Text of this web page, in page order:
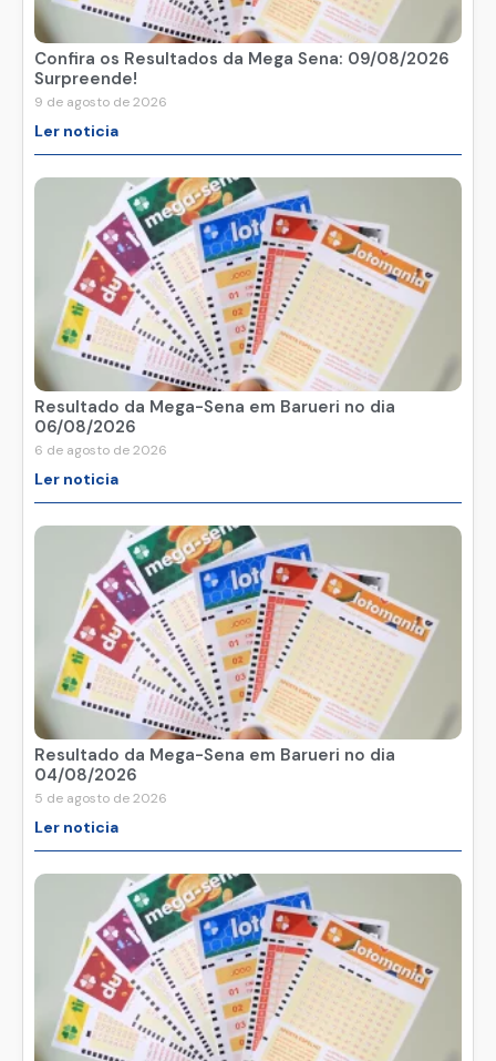
Confira os Resultados da Mega Sena: 09/08/2026
Surpreende!
9 de agosto de 2026
Ler noticia
Resultado da Mega-Sena em Barueri no dia
06/08/2026
6 de agosto de 2026
Ler noticia
Resultado da Mega-Sena em Barueri no dia
04/08/2026
5 de agosto de 2026
Ler noticia